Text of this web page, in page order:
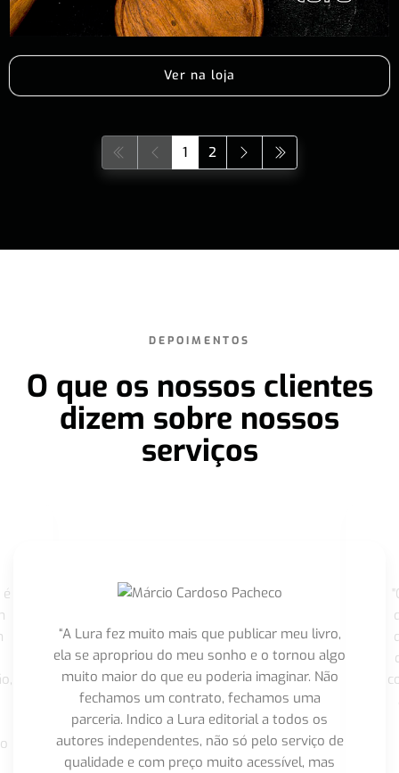
Ver na loja
1 2
DEPOIMENTOS
O que os nossos clientes
dizem sobre nossos
serviços
“A Lura fez muito mais que publicar meu livro,
ela se apropriou do meu sonho e o tornou algo
muito maior do que eu poderia imaginar. Não
fechamos um contrato, fechamos uma
parceria. Indico a Lura editorial a todos os
autores independentes, não só pelo serviço de
qualidade e com preço muito acessível, mas